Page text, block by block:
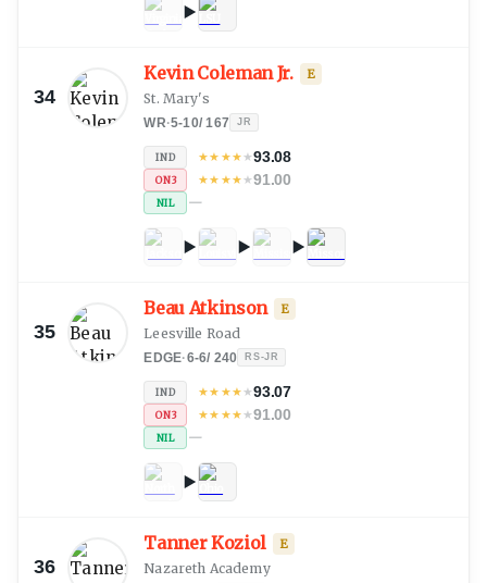
34
Kevin Coleman Jr. E
St. Mary's
WR·5-10/ 167 JR
IND ★★ ★★★93.08
ON3 ★★ ★★★91.00
NIL —
35
Beau Atkinson E
Leesville Road
EDGE·6-6/ 240 RS-JR
IND ★★ ★★★93.07
ON3 ★★ ★★★91.00
NIL —
36
Tanner Koziol E
Nazareth Academy